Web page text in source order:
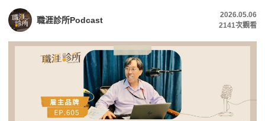
職涯診所Podcast
2026.05.06
2141次觀看